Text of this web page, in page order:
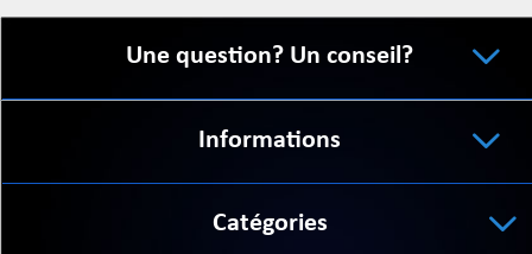
Une question? Un conseil?
Informations
Catégories